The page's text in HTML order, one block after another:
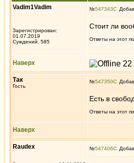
Vadim1Vadim
Зарегистрирован:
01.07.2019
Суждений: 585
№547343
Стоит ли
Ответы на этот
Наверх
Так
Гость
№547350
Есть в
Ответы на этот
Наверх
Raudex №547406